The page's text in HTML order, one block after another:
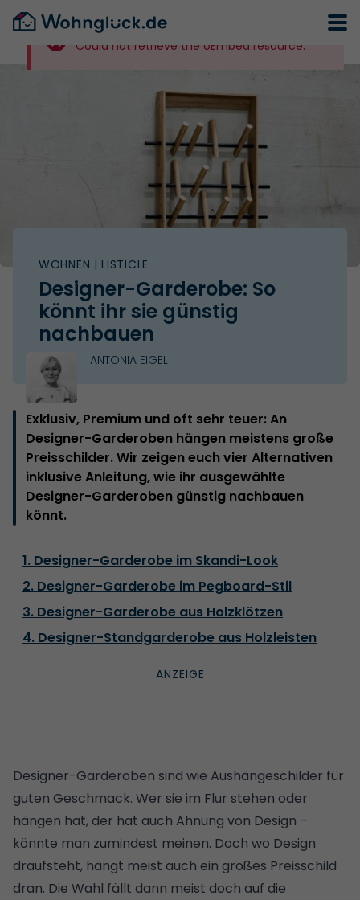
Could not retrieve the oEmbed resource.
WOHNEN | LISTICLE
Designer-Garderobe: So
könnt ihr sie günstig
nachbauen
ANTONIA EIGEL
Exklusiv, Premium und oft sehr teuer: An
Designer-Garderoben hängen meistens große
Preisschilder. Wir zeigen euch vier Alternativen
inklusive Anleitung, wie ihr ausgewählte
Designer-Garderoben günstig nachbauen
könnt.
1. Designer-Garderobe im Skandi-Look
2. Designer-Garderobe im Pegboard-Stil
3. Designer-Garderobe aus Holzklötzen
4. Designer-Standgarderobe aus Holzleisten
Designer-Garderoben sind wie Aushängeschilder für
guten Geschmack. Wer sie im Flur stehen oder
hängen hat, der hat auch Ahnung von Design –
könnte man zumindest meinen. Doch wo Design
draufsteht, hängt meist auch ein großes Preisschild
dran. Die Wahl fällt dann meist doch auf die